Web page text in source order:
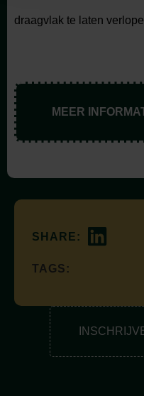
draagvlak te laten
MEER
SHARE:
TAGS: